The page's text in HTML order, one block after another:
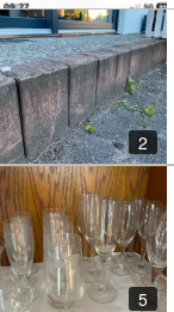
2
5